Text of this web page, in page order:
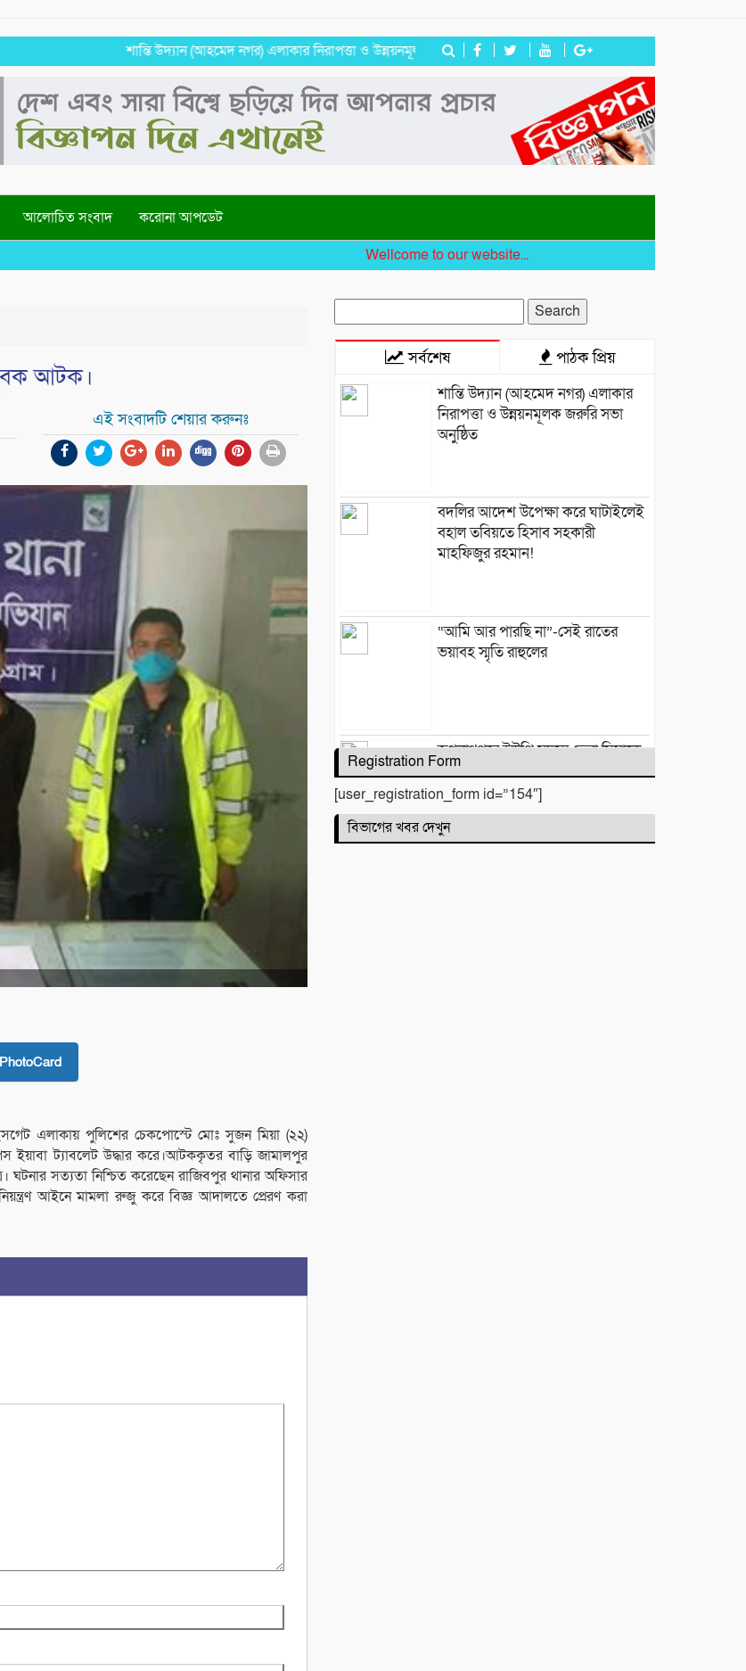
শান্তি উদ্যান (আহমেদ নগর) এলাকার নিরাপত্তা ও উন্নয়নমূলক জরুরি সভা অনুষ্ঠিত বদলির আদেশ উপেক্ষা করে ঘাটাইলেই বহাল
আলোচিত সংবাদ
করোনা আপডেট
Wellcome to our website...
আটক।
এই সংবাদটি শেয়ার করুনঃ
এলাকায় পুলিশের চেকপোস্টে মোঃ সুজন মিয়া (২২)
ট্যাবলেট উদ্ধার করে।আটককৃতর বাড়ি জামালপুর
ঘটনার সত্যতা নিশ্চিত করেছেন রাজিবপুর থানার অফিসার
আইনে মামলা রুজু করে বিজ্ঞ আদালতে প্রেরণ করা
for:
সর্বশেষ পাঠক প্রিয়
শান্তি উদ্যান (আহমেদ নগর) এলাকার
নিরাপত্তা ও উন্নয়নমূলক জরুরি সভা
অনুষ্ঠিত
বদলির আদেশ উপেক্ষা করে ঘাটাইলেই
বহাল তবিয়তে হিসাব সহকারী
মাহফিজুর রহমান!
“আমি আর পারছি না”-সেই রাতের
ভয়াবহ স্মৃতি রাহুলের
জগন্নাথপুরে ইউপি সদস্য তেরা মিয়াকে
জড়িয়ে অপপ্রচার, এলাকাবাসীর
মানববন্ধন
Registration Form
[user_registration_form id=”154″]
বিভাগের খবর দেখুন